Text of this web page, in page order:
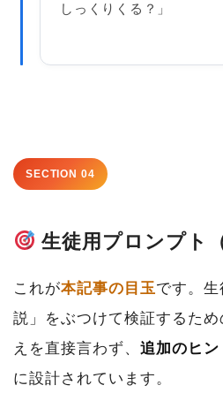
しっくりくる？」
SECTION 04
生徒用プロンプト
これが本記事の目玉です。
説」をぶつけて検証するた
えを直接言わず、 追加のヒ
に設計されています。